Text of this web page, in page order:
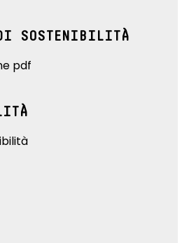
SOSTENIBILITÀ
pdf